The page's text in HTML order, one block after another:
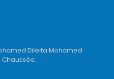
Dileita Mohamed